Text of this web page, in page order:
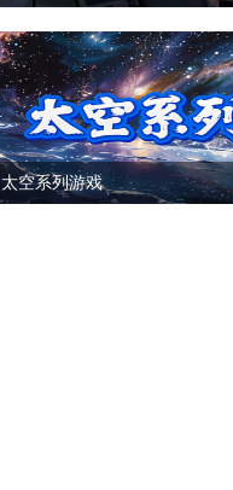
太空系列游戏